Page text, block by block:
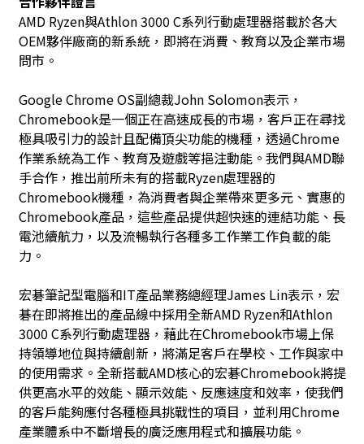
AMD Ryzen與Athlon 3000 C系列行動處理器搭載於各大
OEM夥伴廠商的新系統，即將在消費、教育以及企業市場
問市。
Google Chrome OS副總裁John Solomon表示，
Chromebook是一個正在高速成長的市場，客戶正在尋找
極具吸引力的設計且配備頂尖功能的機種，透過Chrome
作業系統為工作、教育及遊戲等挹注動能。我們與AMD聯
手合作，推出前所未有的搭載Ryzen處理器的
Chromebook機種，為消費者與企業帶來更多元、實惠的
Chromebook產品，這些產品提供超快速的連結功能、長
電池續航力，以及流暢執行各種多工作業工作負載的能
力。
宏碁筆記型電腦和IT產品業務總經理James Lin表示，宏
碁在即將推出的產品線中採用全新AMD Ryzen和Athlon
3000 C系列行動處理器，藉此在Chromebook市場上保
持領導地位與持續創新，將滿足客戶在學校、工作與家中
的使用需求。全新搭載AMD核心的宏碁Chromebook將提
供更高水平的效能、顯示效能、反應速度和效率，使我們
的客戶能夠應付各種極具挑戰性的項目，並利用Chrome
產業體系中不斷增長的廣泛應用程式和擴展功能。